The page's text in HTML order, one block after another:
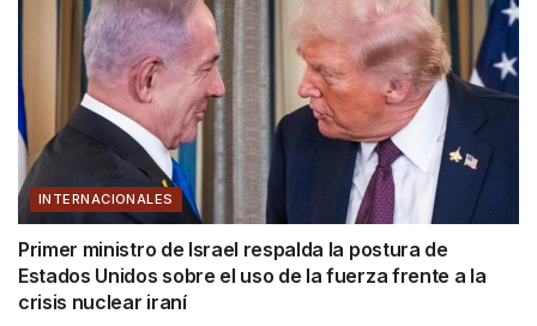
INTERNACIONALES
Primer ministro de Israel respalda la postura de
Estados Unidos sobre el uso de la fuerza frente a la
crisis nuclear iraní